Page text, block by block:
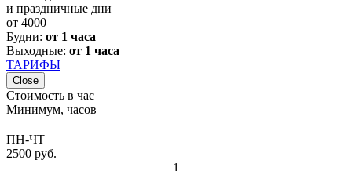
и праздничные дни
от 4000
Будни: от 1 часа
Выходные: от 1 часа
ТАРИФЫ
Close
Стоимость в час
Минимум, часов
ПН-ЧТ
2500 руб.
1